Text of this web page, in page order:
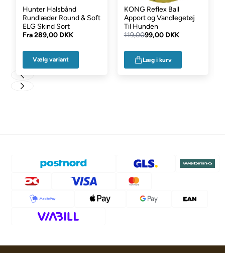
Hunter Halsbånd
Rundlæder Round & Soft
ELG Skind Sort
Fra289,00 DKK
Vælg variant
KONG Reflex Ball
Apport og Vandlegetøj
Til Hunden
119,0099,00 DKK
Læg i kurv